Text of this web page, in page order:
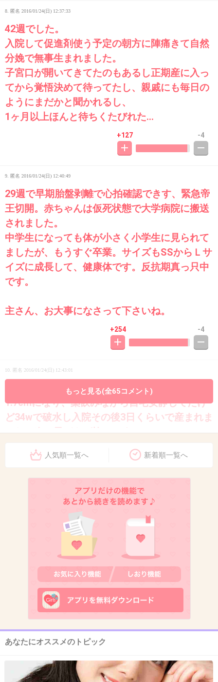
8. 匿名 2016/01/24(日) 12:37:33
42週でした。
入院して促進剤使う予定の朝方に陣痛きて自然
分娩で無事生まれました。
子宮口が開いてきてたのもあるし正期産に入っ
てから覚悟決めて待ってたし、親戚にも毎日の
ようにまだかと聞かれるし、
1ヶ月以上ほんと待ちくたびれた…
+127 -4
9. 匿名 2016/01/24(日) 12:40:49
29週で早期胎盤剥離で心拍確認できす、緊急帝
王切開。赤ちゃんは仮死状態で大学病院に搬送
されました。
中学生になっても体が小さく小学生に見られて
ましたが、もうすぐ卒業。サイズもSSからＬサ
イズに成長して、健康体です。反抗期真っ只中
です。
主さん、お大事になさって下さいね。
+254 -4
10. 匿名 2016/01/24(日) 12:43:01
私もそれまで順調だったのに33wでけいかん
1.7cmになり、薬飲みながら自宅安静してたけ
ど34wで破水し入院その後3日くらいで産まれま
した。次の子どもが怖いです。
+69
25週で破水。それから、入院し安静にしていま
したが、帝王切開で27週で900gで出産しまし
今の医療は本当に進歩していますね！
成長、発達は普通の子供より遅いですが障害も
なくすくすく育ってます(^ ^)
+173
12. 匿名2016/01/24(日) 12:45:04
1人目3人目4人目が41週で生まれてきました。2
人目だけ促進剤使って40週。今思えば41週まで
もっと見る(全65コメント)
人気順一覧へ 新着順一覧へ
あなたにオススメのトピック